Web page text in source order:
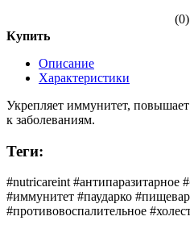
(0)
Купить
Описание
Характеристики
Укрепляет иммунитет,
к заболеваниям.
Теги:
#nutricareint #антипаразитарное
#иммунитет #паударко
#противовоспалительное